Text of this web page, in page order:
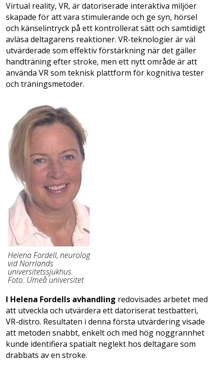
Virtual reality, VR, är datoriserade interaktiva miljöer
skapade för att vara stimulerande och ge syn, hörsel
och känselintryck på ett kontrollerat sätt och samtidigt
avläsa deltagarens reaktioner. VR-teknologier är väl
utvärderade som effektiv förstärkning när det gäller
handträning efter stroke, men ett nytt område är att
använda VR som teknisk plattform för kognitiva tester
och träningsmetoder.
Helena Fordell, neurolog
vid Norrlands
universitetssjukhus.
Foto: Umeå universitet
I Helena Fordells avhandling redovisades arbetet med
att utveckla och utvärdera ett datoriserat testbatteri,
VR-distro. Resultaten i denna första utvärdering visade
att metoden snabbt, enkelt och med hög noggrannhet
kunde identifiera spatialt neglekt hos deltagare som
drabbats av en stroke.